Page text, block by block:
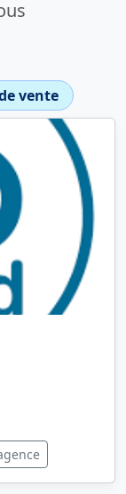
vente